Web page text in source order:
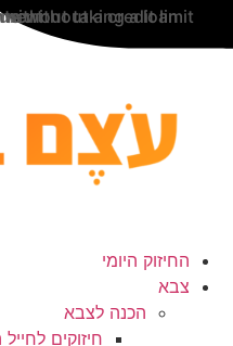
החיזוק היומי
צבא
הכנה לצבא
חיזוקים
without a credit limit
taking a loan